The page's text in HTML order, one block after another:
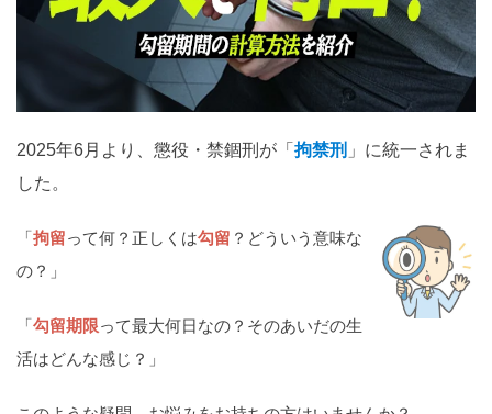
関西
大阪 兵庫 奈良 和歌山
中国
鳥取 島根 岡山 広島 山口
徳島 香川 愛媛 高知
福岡 佐賀 長崎 熊本 大分 宮崎 鹿児島
沖縄
2025年6月より、懲役・禁錮刑が「 拘禁刑 」に統一されま
した。
「 拘留って何？正しくは勾留 ？どういう意味な
の？」
「 勾留期限って最大何日なの？そのあいだの生
活はどんな感じ？」